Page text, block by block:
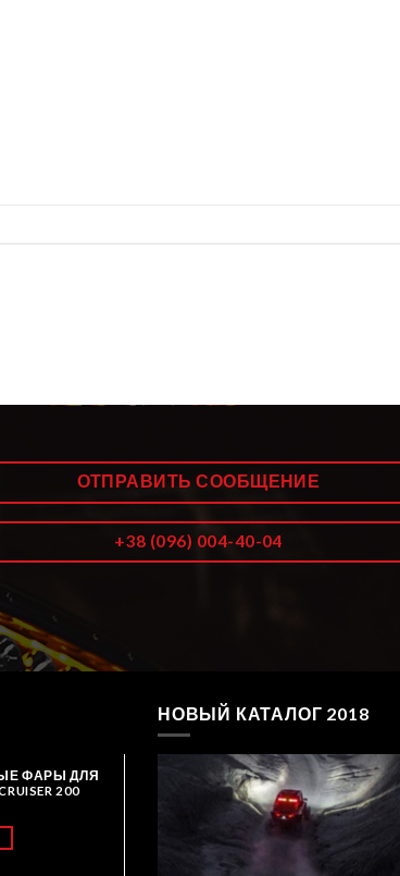
ОТПРАВИТЬ СООБЩЕНИЕ
+38 (096) 004-40-04
ФАРЫ ДЛЯ
200
НОВЫЙ КАТАЛОГ 2018